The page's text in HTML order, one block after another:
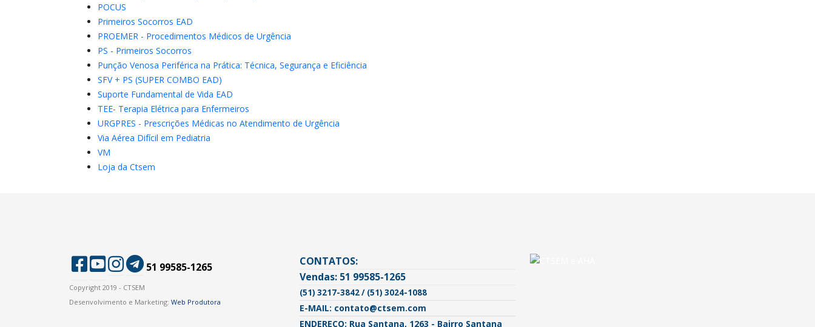
POCUS
Primeiros Socorros EAD
PROEMER - Procedimentos Médicos de Urgência
PS - Primeiros Socorros
Punção Venosa Periférica na Prática: Técnica, Segurança e Eficiência
SFV + PS (SUPER COMBO EAD)
Suporte Fundamental de Vida EAD
TEE- Terapia Elétrica para Enfermeiros
URGPRES - Prescrições Médicas no Atendimento de Urgência
Via Aérea Difícil em Pediatria
VM
Loja da Ctsem
51 99585-1265
Copyright 2019 - CTSEM
Desenvolvimento e Marketing: Web Produtora
CONTATOS:
Vendas: 51 99585-1265
(51) 3217-3842 / (51) 3024-1088
E-MAIL: contato@ctsem.com
ENDEREÇO: Rua Santana, 1263 - Bairro Santana